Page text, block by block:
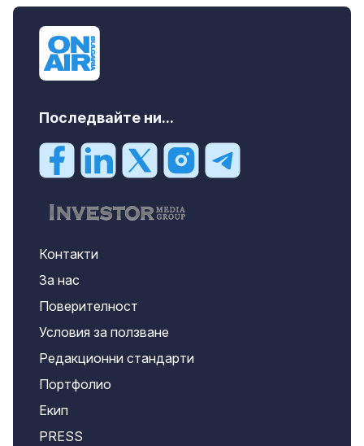
Последвайте ни...
Контакти
За нас
Поверителност
Условия за ползване
Редакционни стандарти
Портфолио
Екип
PRESS